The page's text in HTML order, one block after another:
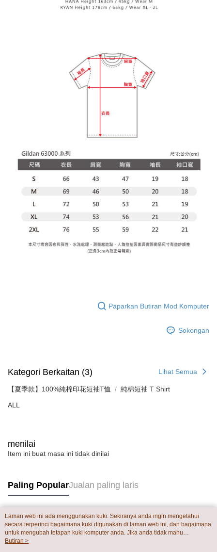
membolehkan pengguna membeli produk atau perkhidmatan melalui
perkhidmatan ini semasa transaksi, dan kedai akan menyerahkan hak
anda (termasuk nama, telefon atau alamat) kepada Taiwan Mobile untuk
pengumpulan, pemprosesan dan penggunaan, untuk pengesahan,
semakan dan pembetulan data yang diperlukan untuk bil ansuran oleh
3. Sila baca syarat perkhidmatan pengguna secara lengkap melalui
Paparkan Butiran Mod Komputer
Sokongan
Kategori Berkaitan (3) Lihat Semua
【夏季款】100%純棉印花短袖T恤 純棉短袖 T Shirt
ALL
menilai
Item ini buat masa ini tidak dinilai
Paling PopularJualan paling laris
Tag Popular
Laman web ini ada menggunakan kuki. Sekiranya anda ingin mengetahui
secara terperinci bagaimana kuki digunakan di laman web ini, dan bagaimana
untuk mengubah tetapan kuki komputer anda. Jika anda tidak mahu
menggunakan kuki di komputer anda, sila rujuk penerangan mengenai kuki.
Butiran >